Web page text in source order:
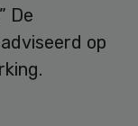
De
op